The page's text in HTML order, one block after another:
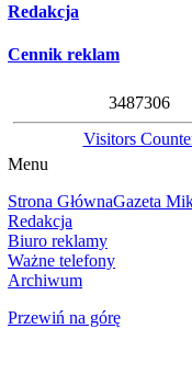
Redakcja
Cennik reklam
3487306
Visitors
Menu
Strona GłównaGazeta
Redakcja
Biuro reklamy
Ważne telefony
Archiwum
Przewiń na górę